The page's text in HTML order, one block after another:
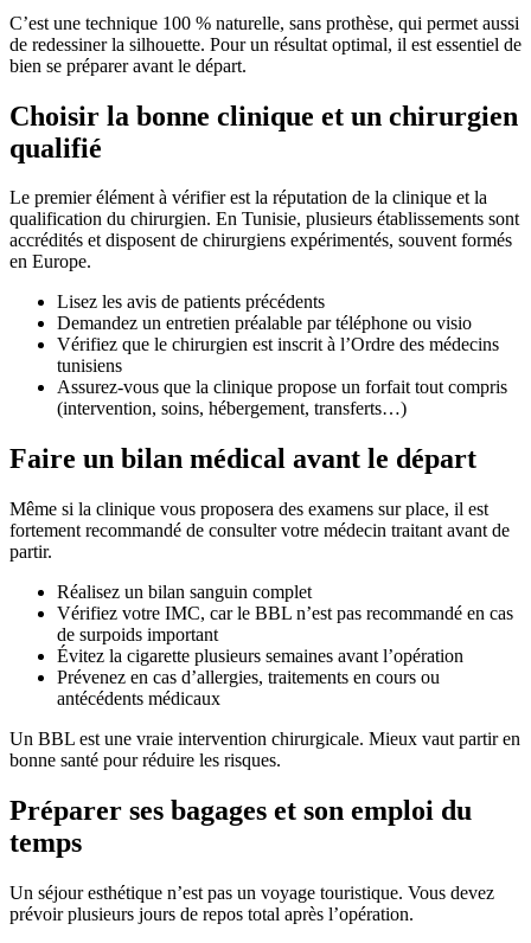
C’est une technique 100 % naturelle, sans prothèse, qui permet aussi
de redessiner la silhouette. Pour un résultat optimal, il est essentiel de
bien se préparer avant le départ.
Choisir la bonne clinique et un chirurgien
qualifié
Le premier élément à vérifier est la réputation de la clinique et la
qualification du chirurgien. En Tunisie, plusieurs établissements sont
accrédités et disposent de chirurgiens expérimentés, souvent formés
en Europe.
Lisez les avis de patients précédents
Demandez un entretien préalable par téléphone ou visio
Vérifiez que le chirurgien est inscrit à l’Ordre des médecins
tunisiens
Assurez-vous que la clinique propose un forfait tout compris
(intervention, soins, hébergement, transferts…)
Faire un bilan médical avant le départ
Même si la clinique vous proposera des examens sur place, il est
fortement recommandé de consulter votre médecin traitant avant de
partir.
Réalisez un bilan sanguin complet
Vérifiez votre IMC, car le BBL n’est pas recommandé en cas
de surpoids important
Évitez la cigarette plusieurs semaines avant l’opération
Prévenez en cas d’allergies, traitements en cours ou
antécédents médicaux
Un BBL est une vraie intervention chirurgicale. Mieux vaut partir en
bonne santé pour réduire les risques.
Préparer ses bagages et son emploi du
temps
Un séjour esthétique n’est pas un voyage touristique. Vous devez
prévoir plusieurs jours de repos total après l’opération.